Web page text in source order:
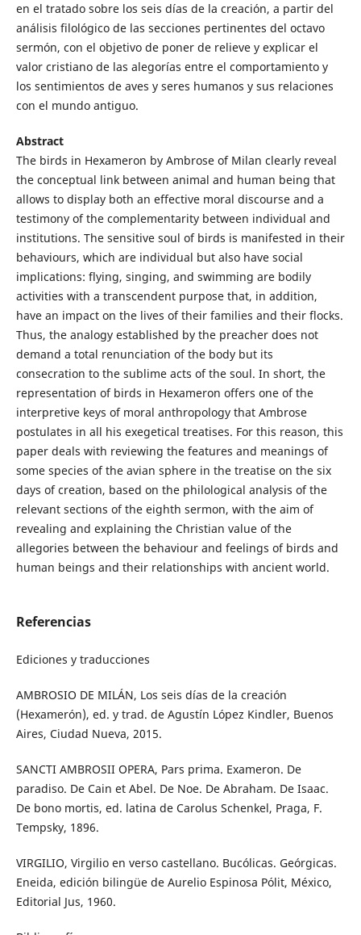
en el tratado sobre los seis días de la creación, a partir del
análisis filológico de las secciones pertinentes del octavo
sermón, con el objetivo de poner de relieve y explicar el
valor cristiano de las alegorías entre el comportamiento y
los sentimientos de aves y seres humanos y sus relaciones
con el mundo antiguo.
Abstract
The birds in Hexameron by Ambrose of Milan clearly reveal
the conceptual link between animal and human being that
allows to display both an effective moral discourse and a
testimony of the complementarity between individual and
institutions. The sensitive soul of birds is manifested in their
behaviours, which are individual but also have social
implications: flying, singing, and swimming are bodily
activities with a transcendent purpose that, in addition,
have an impact on the lives of their families and their flocks.
Thus, the analogy established by the preacher does not
demand a total renunciation of the body but its
consecration to the sublime acts of the soul. In short, the
representation of birds in Hexameron offers one of the
interpretive keys of moral anthropology that Ambrose
postulates in all his exegetical treatises. For this reason, this
paper deals with reviewing the features and meanings of
some species of the avian sphere in the treatise on the six
days of creation, based on the philological analysis of the
relevant sections of the eighth sermon, with the aim of
revealing and explaining the Christian value of the
allegories between the behaviour and feelings of birds and
human beings and their relationships with ancient world.
Referencias
Ediciones y traducciones
AMBROSIO DE MILÁN, Los seis días de la creación
(Hexamerón), ed. y trad. de Agustín López Kindler, Buenos
Aires, Ciudad Nueva, 2015.
SANCTI AMBROSII OPERA, Pars prima. Exameron. De
paradiso. De Cain et Abel. De Noe. De Abraham. De Isaac.
De bono mortis, ed. latina de Carolus Schenkel, Praga, F.
Tempsky, 1896.
VIRGILIO, Virgilio en verso castellano. Bucólicas. Geórgicas.
Eneida, edición bilingüe de Aurelio Espinosa Pólit, México,
Editorial Jus, 1960.